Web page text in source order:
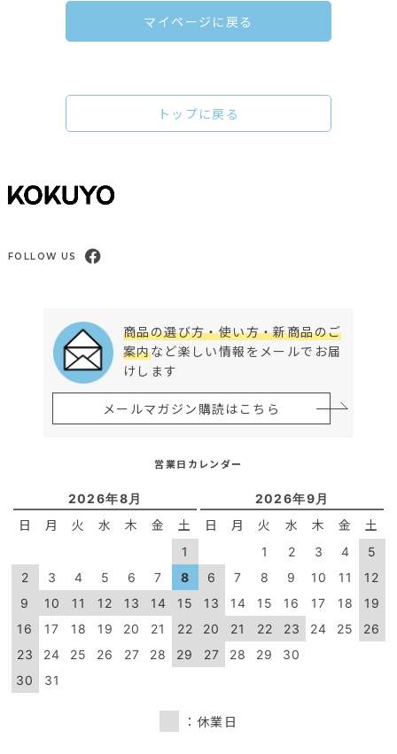
マイページに戻る
トップに戻る
FOLLOW US
商品の選び方・使い方・新商品のご
案内など楽しい情報をメールでお届
けします
メールマガジン購読はこちら
営業日カレンダー
2026年8月
日 月 火 水 木 金 土
1
2
3 4 5 6 7
8
9
10 11 12 13 14
15
16
17 18 19 20 21
22
23
24 25 26 27 28
29
30
31
2026年9月
日 月 火 水 木 金 土
1 2 3 4
5
6
7 8 9 10 11
12
13
14 15 16 17 18
19
20
21 22 23 24 25
26
27
28 29 30
：休業日